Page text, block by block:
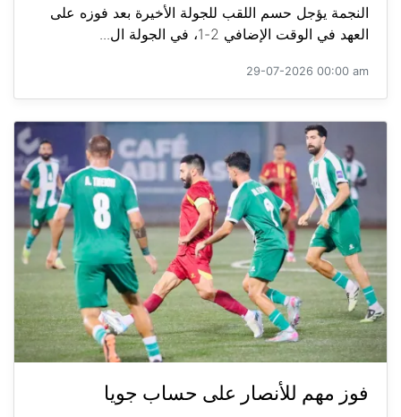
النجمة يؤجل حسم اللقب للجولة الأخيرة بعد فوزه على
العهد في الوقت الإضافي 2-1، في الجولة ال...
29-07-2026 00:00 am
فوز مهم للأنصار على حساب جويا